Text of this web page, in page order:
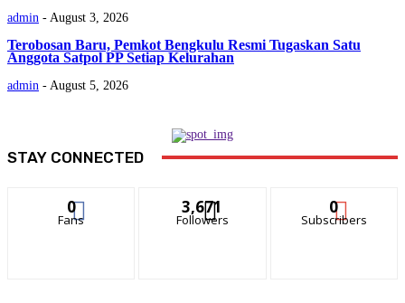
admin - August 3, 2026
Terobosan Baru, Pemkot Bengkulu Resmi Tugaskan Satu
Anggota Satpol PP Setiap Kelurahan
admin - August 5, 2026
STAY CONNECTED
0
Fans
3,671
Followers
0
Subscribers